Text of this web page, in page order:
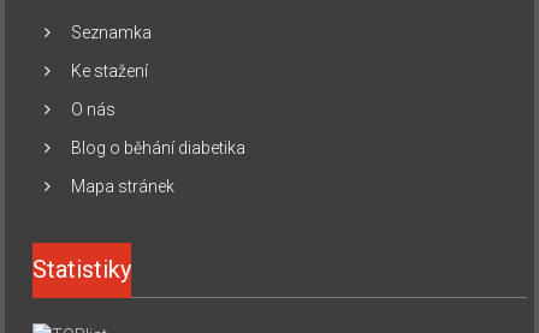
Seznamka
Ke stažení
O nás
Blog o běhání diabetika
Mapa stránek
Statistiky